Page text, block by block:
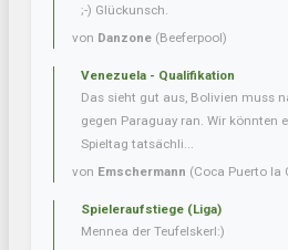
;-) Glückunsch.
von Danzone (Beeferpool)
Venezuela - Qualifikation
Das sieht gut aus, Bolivien muss
gegen Paraguay ran. Wir könnten
Spieltag tatsächli...
von Emschermann (Coca Puerto la
Spieleraufstiege (Liga)
Mennea der Teufelskerl:)